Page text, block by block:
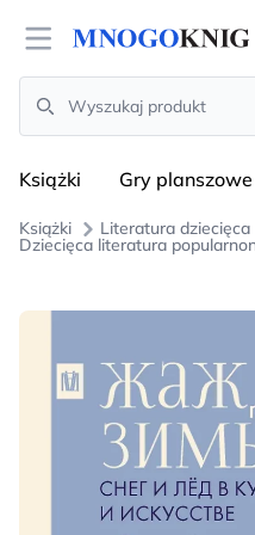
Open menu
Search
Książki Gry planszowe
Książki Literatura dziecięca
Dziecięca literatura